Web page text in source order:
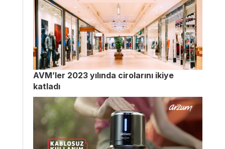
AVM’ler 2023 yılında cirolarını ikiye
katladı